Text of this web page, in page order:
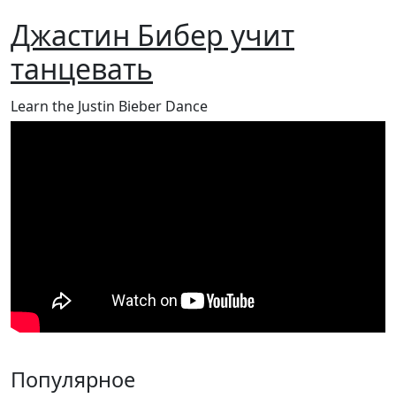
Джастин Бибер учит
танцевать
Learn the Justin Bieber Dance
Популярное